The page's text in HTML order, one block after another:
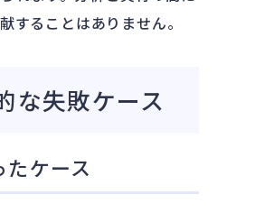
することはありません。
な失敗ケース
ケース